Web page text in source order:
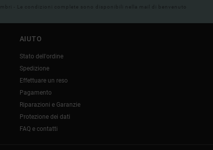
- Le condizioni complete sono disponibili nella mail di benvenuto
AIUTO
Stato dell'ordine
Spedizione
Effettuare un reso
Pagamento
Riparazioni e Garanzie
Protezione dei dati
FAQ e contatti